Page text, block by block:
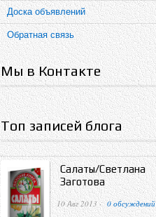
Доска объявлений
Обратная связь
Мы в Контакте
Топ записей блога
Салаты/Светлана
Заготова
10 Авг 2013 · 0 обсуждений